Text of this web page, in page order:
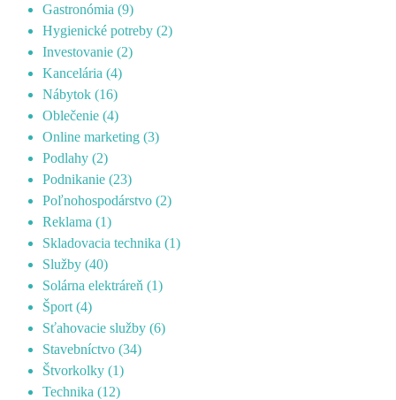
Gastronómia (9)
Hygienické potreby (2)
Investovanie (2)
Kancelária (4)
Nábytok (16)
Oblečenie (4)
Online marketing (3)
Podlahy (2)
Podnikanie (23)
Poľnohospodárstvo (2)
Reklama (1)
Skladovacia technika (1)
Služby (40)
Solárna elektráreň (1)
Šport (4)
Sťahovacie služby (6)
Stavebníctvo (34)
Štvorkolky (1)
Technika (12)